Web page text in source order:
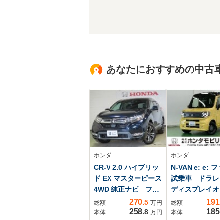
あなたにおすすめの中古
ホンダ
CR-V 2.0 ハイブリッ
ド EX マスターピース
4WD 純正ナビ フル
セグ リアカメラ
サンルーフ 純正前
総額 270.5 万円
本体
258.8 万円
ホンダ
N-VAN e: e: フ
試乗車 ドラ
ディスプレイ
ィオ
総額 191
本体 185